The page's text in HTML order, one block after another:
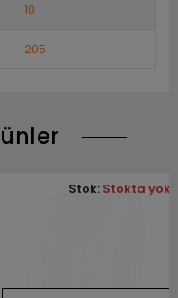
10
205
Stok:Stokta yok